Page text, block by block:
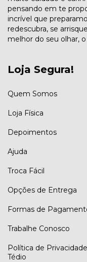
pensando em te
incrível que
redescubra, se
melhor do seu olhar,
Loja Segura!
Quem Somos
Loja Física
Depoimentos
Ajuda
Troca Fácil
Opções de Entrega
Formas de
Trabalhe Conosco
Política de
Tédio